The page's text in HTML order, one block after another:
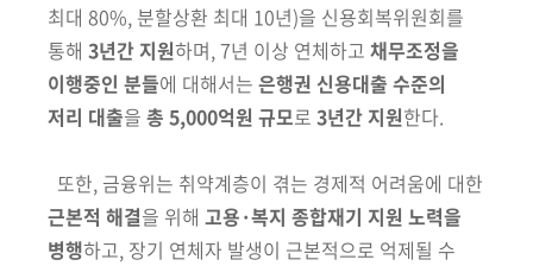
최대 80%, 분할상환 최대 10년)을 신용회복위원회를
통해 3년간 지원하며, 7년 이상 연체하고 채무조정을
이행중인 분들에 대해서는 은행권 신용대출 수준의
저리 대출을 총 5,000억원 규모로 3년간 지원한다.
또한, 금융위는 취약계층이 겪는 경제적 어려움에 대한
근본적 해결을 위해 고용·복지 종합재기 지원 노력을
병행하고, 장기 연체자 발생이 근본적으로 억제될 수